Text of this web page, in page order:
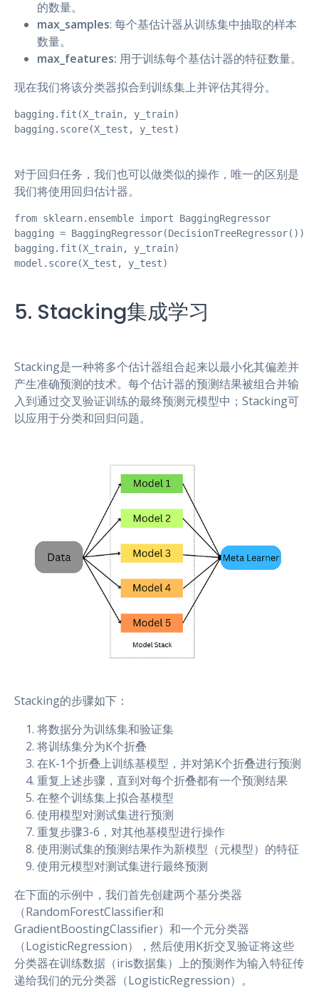
的数量。
max_samples: 每个基估计器从训练集中抽取的样本
数量。
max_features: 用于训练每个基估计器的特征数量。
现在我们将该分类器拟合到训练集上并评估其得分。
bagging.fit(X_train, y_train)
bagging.score(X_test, y_test)
对于回归任务，我们也可以做类似的操作，唯一的区别是
我们将使用回归估计器。
from sklearn.ensemble import BaggingRegressor
bagging = BaggingRegressor(DecisionTreeRegressor())
bagging.fit(X_train, y_train)
model.score(X_test, y_test)
5. Stacking集成学习
Stacking是一种将多个估计器组合起来以最小化其偏差并
产生准确预测的技术。每个估计器的预测结果被组合并输
入到通过交叉验证训练的最终预测元模型中；Stacking可
以应用于分类和回归问题。
Stacking的步骤如下：
将数据分为训练集和验证集
将训练集分为K个折叠
在K-1个折叠上训练基模型，并对第K个折叠进行预测
重复上述步骤，直到对每个折叠都有一个预测结果
在整个训练集上拟合基模型
使用模型对测试集进行预测
重复步骤3-6，对其他基模型进行操作
使用测试集的预测结果作为新模型（元模型）的特征
使用元模型对测试集进行最终预测
在下面的示例中，我们首先创建两个基分类器
（RandomForestClassifier和
GradientBoostingClassifier）和一个元分类器
（LogisticRegression），然后使用K折交叉验证将这些
分类器在训练数据（iris数据集）上的预测作为输入特征传
递给我们的元分类器（LogisticRegression）。